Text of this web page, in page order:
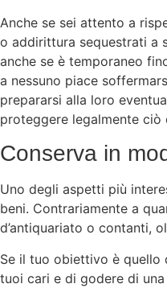
Anche se sei attento a
o addirittura sequestrati a
anche se è temporaneo
a nessuno piace
prepararsi alla loro
proteggere legalmente
Conserva in
Uno degli aspetti più
beni. Contrariamente a
d’antiquariato o contanti,
Se il tuo obiettivo è quello
tuoi cari e di godere di